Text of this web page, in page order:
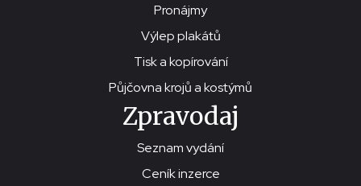
Pronájmy
Výlep plakátů
Tisk a kopírování
Půjčovna krojů a kostýmů
Zpravodaj
Seznam vydání
Ceník inzerce